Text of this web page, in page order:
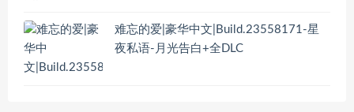
难忘的爱|豪华中文|Build.23558171-星
夜私语-月光告白+全DLC